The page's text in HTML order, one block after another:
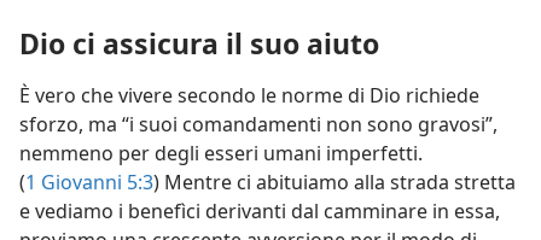
Dio ci assicura il suo aiuto
È vero che vivere secondo le norme di Dio richiede
sforzo, ma “i suoi comandamenti non sono gravosi”,
nemmeno per degli esseri umani imperfetti.
(1 Giovanni 5:3) Mentre ci abituiamo alla strada stretta
e vediamo i benefìci derivanti dal camminare in essa,